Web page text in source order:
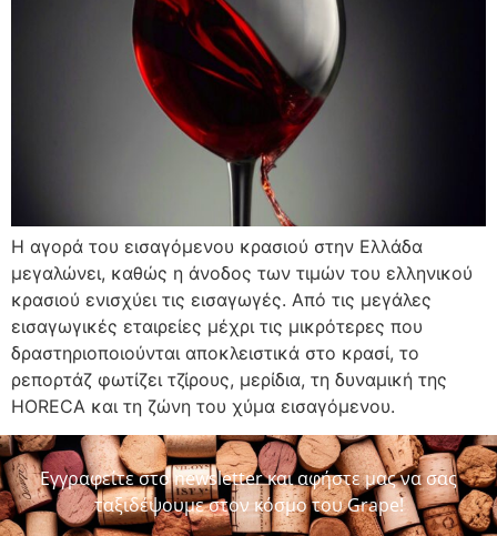
Η αγορά του εισαγόμενου κρασιού στην Ελλάδα
μεγαλώνει, καθώς η άνοδος των τιμών του ελληνικού
κρασιού ενισχύει τις εισαγωγές. Από τις μεγάλες
εισαγωγικές εταιρείες μέχρι τις μικρότερες που
δραστηριοποιούνται αποκλειστικά στο κρασί, το
ρεπορτάζ φωτίζει τζίρους, μερίδια, τη δυναμική της
HORECA και τη ζώνη του χύμα εισαγόμενου.
Εγγραφείτε στο newsletter και αφήστε μας να σας
ταξιδέψουμε στον κόσμο του Grape!